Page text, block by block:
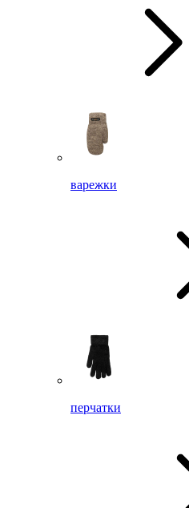
варежки
перчатки